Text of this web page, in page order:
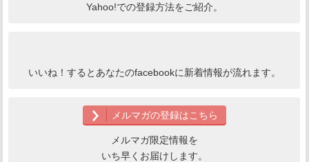
Yahoo!での登録方法をご紹介。
いいね！するとあなたのfacebookに新着情報が流れます。
メルマガの登録はこちら
メルマガ限定情報を
いち早くお届けします。